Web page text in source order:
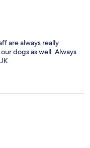
are always really
dogs as well. Always